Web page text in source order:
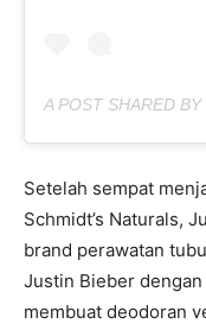
A POST SHARED BY
Setelah sempat
Schmidt’s Naturals,
brand perawatan
Justin Bieber dengan
membuat deodoran